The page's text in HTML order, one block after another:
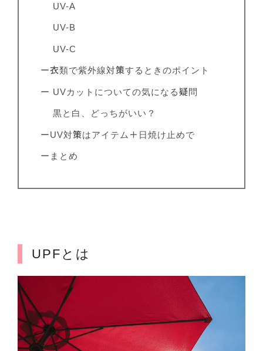
UV-A
UV-B
UV-C
ー衣類で紫外線対策するときのポイント
ー UVカットについての気になる疑問
黒と白、どっちがいい？
ーUV対策はアイテム＋日焼け止めで
ーまとめ
UPFとは